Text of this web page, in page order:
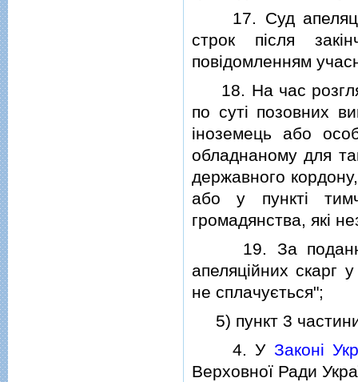
17. Суд
строк пiсля
повiдомленням
18. На час
по сутi позовних
iноземець або
обладнаному для
державного
або у пунктi
громадянства, якi
19. За подання
апеляцiйних скарг
не сплачується";
5) пункт 3
4. У Законi
Верховної Ради